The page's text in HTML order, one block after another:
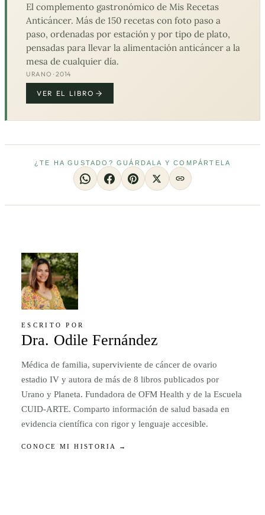
El complemento gastronómico de Mis Recetas
Anticáncer. Más de 150 recetas con foto paso a
paso, ordenadas por estación y por tipo de plato,
pensadas para llevar la alimentación anticáncer a la
mesa de cualquier día.
URANO · 2014
VER EL LIBRO
¿TE HA GUSTADO? GUÁRDALA Y COMPÁRTELA
ESCRITO POR
Dra. Odile Fernández
Médica de familia, superviviente de cáncer de ovario
estadio IV y autora de más de 8 libros publicados por
Urano y Planeta. Fundadora de OFM Health y de la Escuela
CUID-ARTE. Comparto información de salud basada en
evidencia científica con rigor y lenguaje accesible.
CONOCE MI HISTORIA →